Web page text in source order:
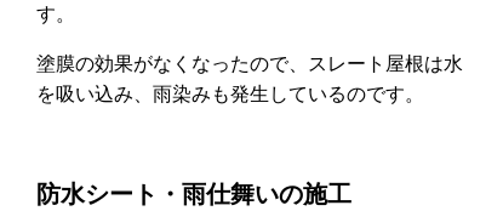
す。
塗膜の効果がなくなったので、スレート屋根は水
を吸い込み、雨染みも発生しているのです。
防水シート・雨仕舞いの施工